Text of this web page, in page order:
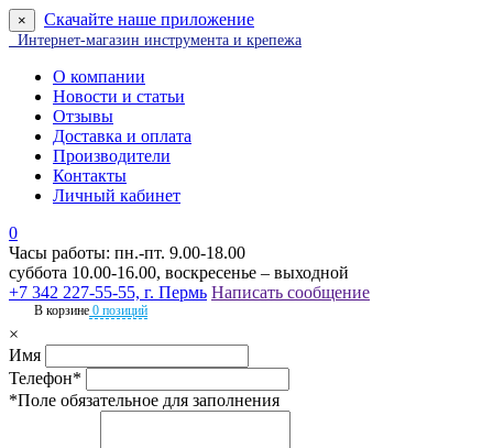
× Скачайте наше приложение
Интернет-магазин инструмента и крепежа
О компании
Новости и статьи
Отзывы
Доставка и оплата
Производители
Контакты
Личный кабинет
0
Часы работы: пн.-пт. 9.00-18.00
суббота 10.00-16.00, воскресенье – выходной
+7 342 227-55-55, г. Пермь Написать сообщение
В корзине 0 позиций
×
Имя
Телефон*
*Поле обязательное для заполнения